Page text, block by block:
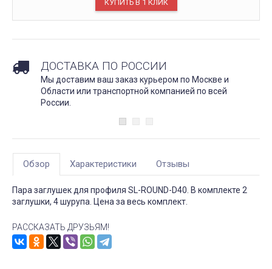
ДОСТАВКА ПО РОССИИ
Мы доставим ваш заказ курьером по Москве и
Области или транспортной компанией по всей
России.
Обзор Характеристики Отзывы
Пара заглушек для профиля SL-ROUND-D40. В комплекте 2
заглушки, 4 шурупа. Цена за весь комплект.
РАССКАЗАТЬ ДРУЗЬЯМ!